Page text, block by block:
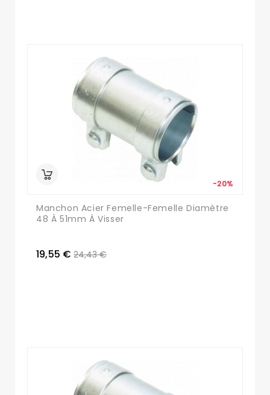
Manchon Acier Femelle-Femelle Diamètre
48 À 51mm À Visser
19,55 €
-20%
24,43 €